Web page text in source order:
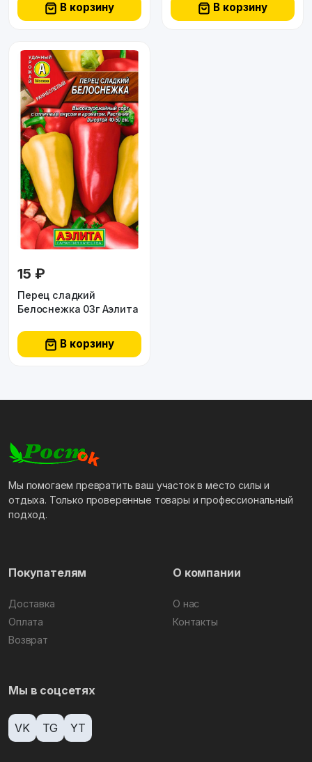
В корзину В корзину
15 ₽
Перец сладкий
Белоснежка 03г Аэлита
В корзину
Мы помогаем превратить ваш участок в место силы и
отдыха. Только проверенные товары и профессиональный
подход.
Покупателям
Доставка
Оплата
Возврат
О компании
О нас
Контакты
Мы в соцсетях
VK TG YT